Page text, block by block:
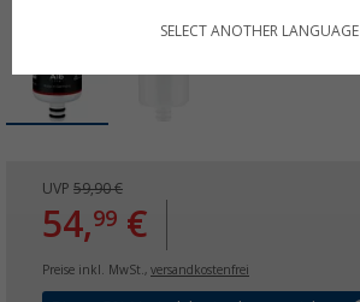
UVP 59,90 €
54,99 €
Preise inkl. MwSt., versandkostenfrei
SELECT ANOTHER LANGUAGE